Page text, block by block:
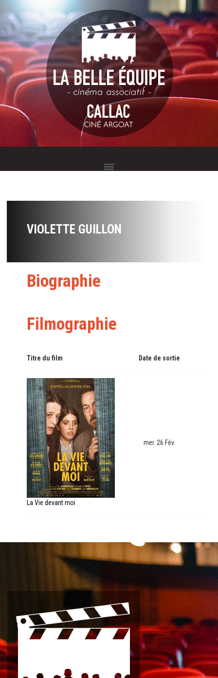
VIOLETTE GUILLON
Biographie
Filmographie
Titre du film Date de sortie
La Vie devant moi
mer. 26 Fév.